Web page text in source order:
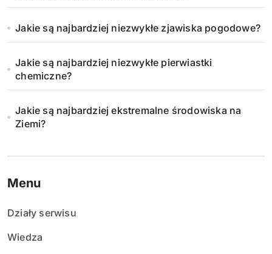
Jakie są najbardziej niezwykłe zjawiska pogodowe?
Jakie są najbardziej niezwykłe pierwiastki
chemiczne?
Jakie są najbardziej ekstremalne środowiska na
Ziemi?
Menu
Działy serwisu
Wiedza